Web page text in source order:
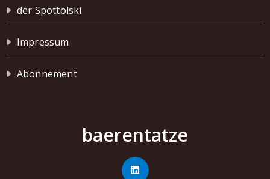
der Spottolski
Impressum
Abonnement
baerentatze